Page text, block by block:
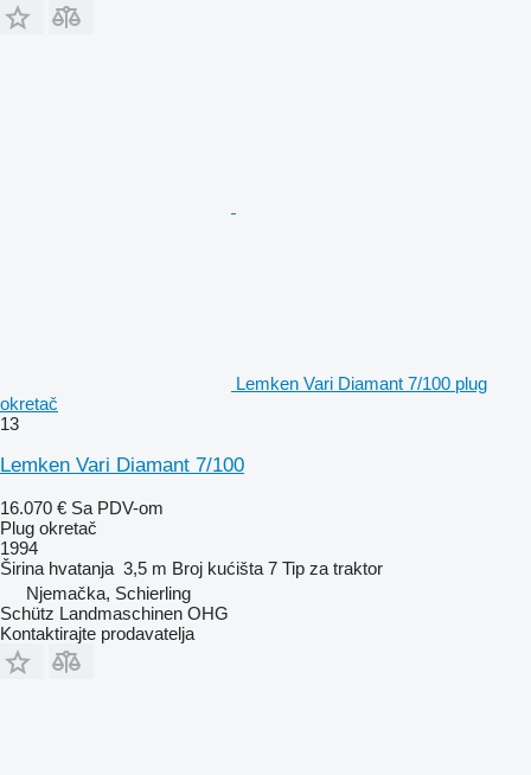
Lemken Vari Diamant 7/100 plug
okretač
13
Lemken Vari Diamant 7/100
16.070 € Sa PDV-om
Plug okretač
1994
Širina hvatanja 3,5 m Broj kućišta 7 Tip za traktor
Njemačka, Schierling
Schütz Landmaschinen OHG
Kontaktirajte prodavatelja